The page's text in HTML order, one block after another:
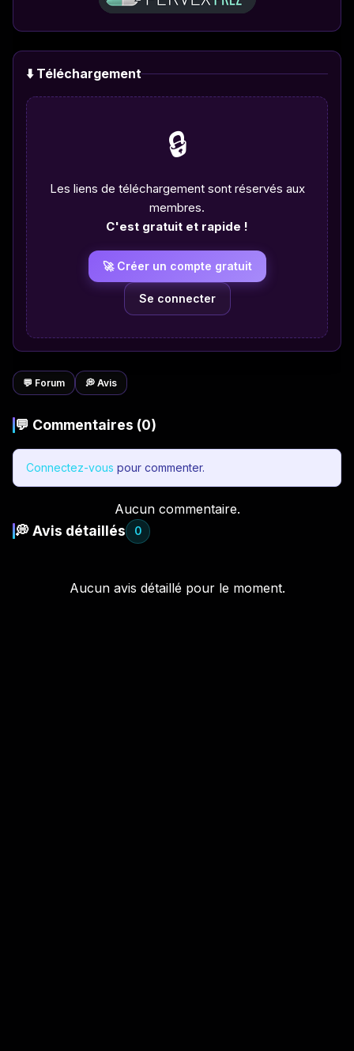
⬇️ Téléchargement
🔒
Les liens de téléchargement sont réservés aux
membres.
C'est gratuit et rapide !
🚀 Créer un compte gratuit
Se connecter
💬 Forum 💭 Avis
💬 Commentaires (0)
Connectez-vous pour commenter.
Aucun commentaire.
💭 Avis détaillés 0
Aucun avis détaillé pour le moment.